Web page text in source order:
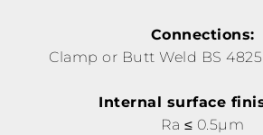
Connections:
Clamp or Butt Weld BS 4825
Internal surface
Ra ≤ 0.5µm